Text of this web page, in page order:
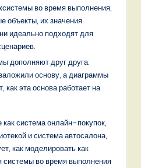
системы во время выполнения,
объекты, их значения
идеально подходят для
дополняют друг друга:
основу, а диаграммы
как эта основа работает на
система онлайн-покупок,
и система автосалона,
как моделировать как
системы во время выполнения